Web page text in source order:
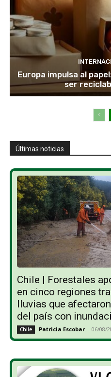
Europa impulsa al
ser
Últimas noticias
Chile | Forestales
en cinco regiones
lluvias que
del país con
Chile Patricia Escobar - 06/08/